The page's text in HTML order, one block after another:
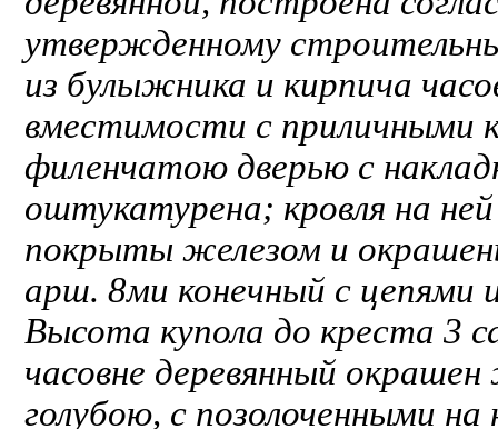
утвержденному
из булыжника и кирпича
вместимости с приличными
филенчатою дверью с
оштукатурена; кровля на
покрыты железом и
арш. 8ми конечный с цепями
Высота купола до креста 3
часовне деревянный
голубою, с позолоченными